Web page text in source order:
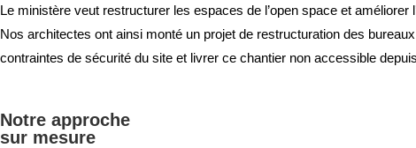
Le ministère veut restructurer les espaces de l’open space et améliorer
Nos architectes ont ainsi monté un projet de restructuration des
contraintes de sécurité du site et livrer ce chantier non accessible
Notre approche
sur mesure